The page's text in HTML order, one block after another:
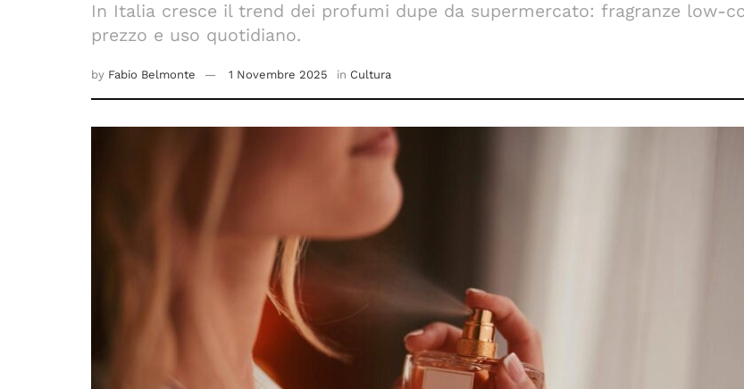
In Italia cresce il trend dei profumi dupe da supermercato: fragranze low-
prezzo e uso quotidiano.
by Fabio Belmonte 1 Novembre 2025 in Cultura